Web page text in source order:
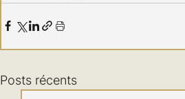
Posts récents